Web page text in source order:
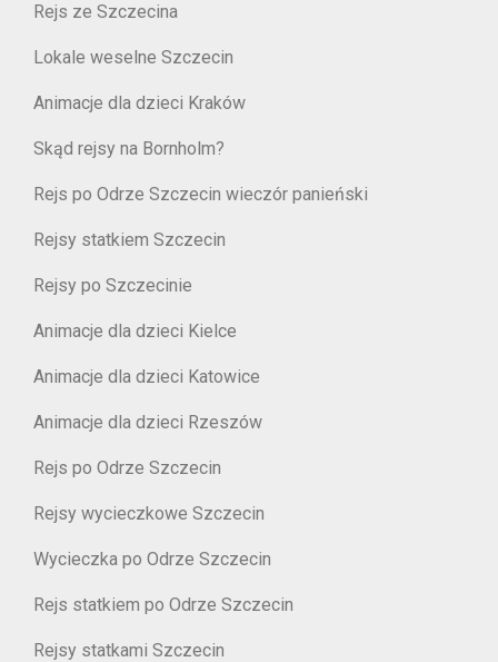
Rejs ze Szczecina
Lokale weselne Szczecin
Animacje dla dzieci Kraków
Skąd rejsy na Bornholm?
Rejs po Odrze Szczecin wieczór panieński
Rejsy statkiem Szczecin
Rejsy po Szczecinie
Animacje dla dzieci Kielce
Animacje dla dzieci Katowice
Animacje dla dzieci Rzeszów
Rejs po Odrze Szczecin
Rejsy wycieczkowe Szczecin
Wycieczka po Odrze Szczecin
Rejs statkiem po Odrze Szczecin
Rejsy statkami Szczecin